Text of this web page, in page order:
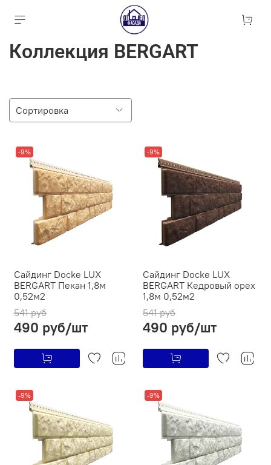
Коллекция BERGART
-9%
Сайдинг Docke LUX
BERGART Пекан 1,8м
0,52м2
541 руб
490 руб/шт
-9%
Сайдинг Docke LUX
BERGART Кедровый орех
1,8м 0,52м2
541 руб
490 руб/шт
-9% -9%